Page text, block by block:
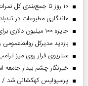
۱۰ روز تا جمع‌بندی کل نمرات امتحانات نهایی
ماندگاری مطبوعات در
جایزه ۱۰۰ میلیون دلاری برای سر ترامپ
بازدید مدیرکل
سناریوی فرار روی میز
خبرنگار چشم بیدار جامعه
پرسپولیس کهکشانی شد /